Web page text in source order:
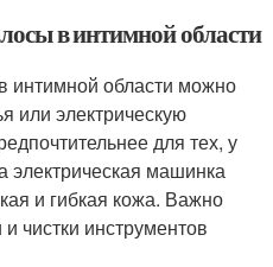
в интимной области
интимной области можно
или электрическую
для тех, у
электрическая машинка
и гибкая кожа. Важно
чистки инструментов